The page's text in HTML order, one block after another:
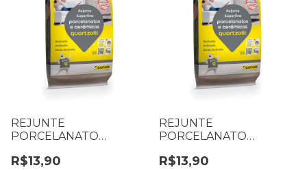
REJUNTE
PORCELANATO
CINZA PLATINA
R$13,90
REJUNTE
PORCELANATO
BRANCO
R$13,90